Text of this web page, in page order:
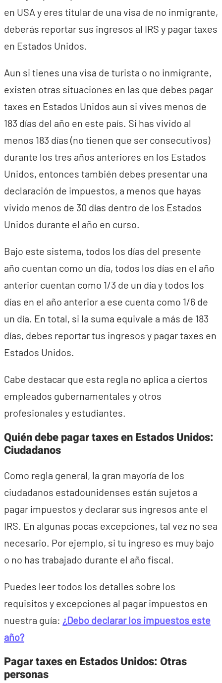
en USA y eres titular de una visa de no inmigrante,
deberás reportar sus ingresos al IRS y pagar taxes
en Estados Unidos.
Aun si tienes una visa de turista o no inmigrante,
existen otras situaciones en las que debes pagar
taxes en Estados Unidos aun si vives menos de
183 días del año en este país. Si has vivido al
menos 183 días (no tienen que ser consecutivos)
durante los tres años anteriores en los Estados
Unidos, entonces también debes presentar una
declaración de impuestos, a menos que hayas
vivido menos de 30 días dentro de los Estados
Unidos durante el año en curso.
Bajo este sistema, todos los días del presente
año cuentan como un día, todos los días en el año
anterior cuentan como 1/3 de un día y todos los
días en el año anterior a ese cuenta como 1/6 de
un día. En total, si la suma equivale a más de 183
días, debes reportar tus ingresos y pagar taxes en
Estados Unidos.
Cabe destacar que esta regla no aplica a ciertos
empleados gubernamentales y otros
profesionales y estudiantes.
Quién debe pagar taxes en Estados Unidos:
Ciudadanos
Como regla general, la gran mayoría de los
ciudadanos estadounidenses están sujetos a
pagar impuestos y declarar sus ingresos ante el
IRS. En algunas pocas excepciones, tal vez no sea
necesario. Por ejemplo, si tu ingreso es muy bajo
o no has trabajado durante el año fiscal.
Puedes leer todos los detalles sobre los
requisitos y excepciones al pagar impuestos en
nuestra guía: ¿Debo declarar los impuestos este
año?
Pagar taxes en Estados Unidos: Otras
personas